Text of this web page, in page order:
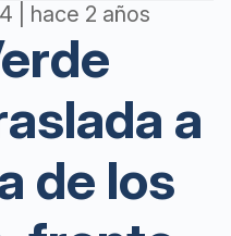
| hace 2 años
a
de los